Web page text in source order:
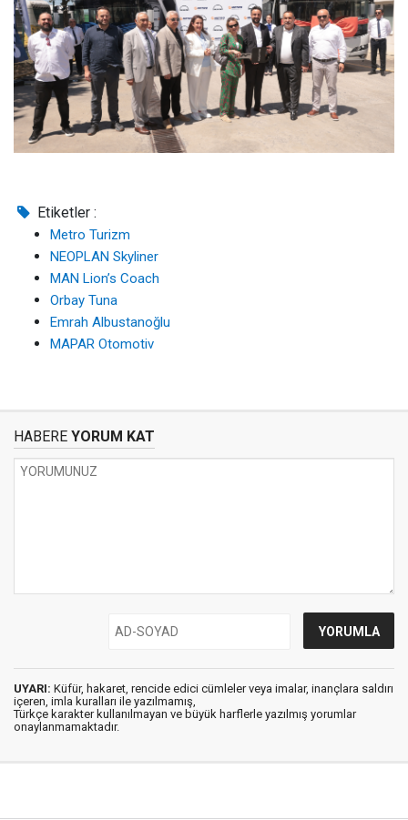
Etiketler :
Metro Turizm
NEOPLAN Skyliner
MAN Lion’s Coach
Orbay Tuna
Emrah Albustanoğlu
MAPAR Otomotiv
HABERE YORUM KAT
UYARI: Küfür, hakaret, rencide edici cümleler veya imalar, inançlara saldırı
içeren, imla kuralları ile yazılmamış,
Türkçe karakter kullanılmayan ve büyük harflerle yazılmış yorumlar
onaylanmamaktadır.